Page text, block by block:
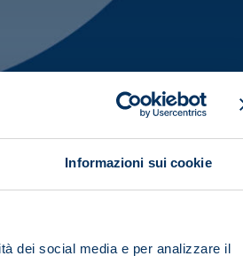
Informazioni sui cookie
dei social media e per analizzare il
an obligation to buy.